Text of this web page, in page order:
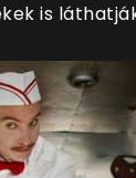
is